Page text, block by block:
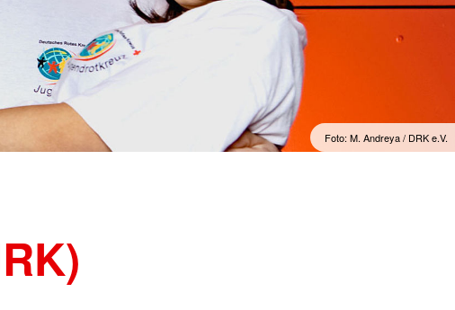
(PSNV) / Notfallseelsorge
Rettungshundearbeit
Sanitätsdienst
Foto: M. Andreya / DRK e.V.